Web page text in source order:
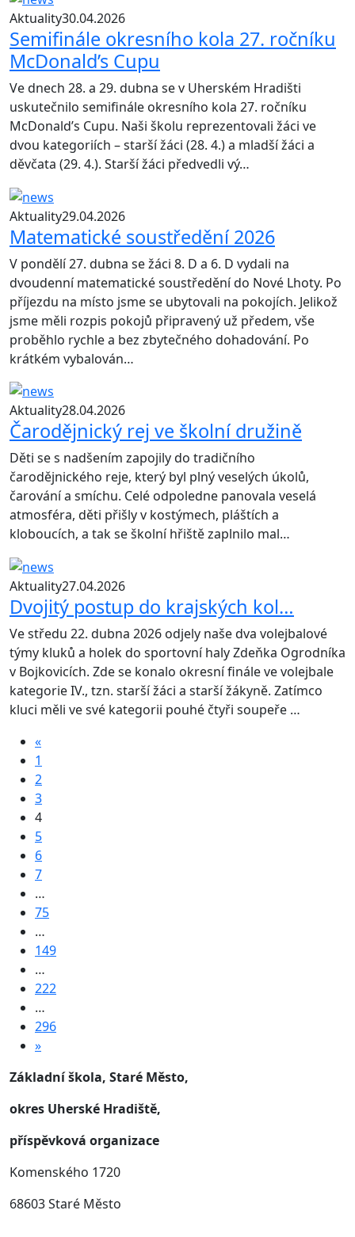
Aktuality30.04.2026
Semifinále okresního kola 27. ročníku
McDonald’s Cupu
Ve dnech 28. a 29. dubna se v Uherském Hradišti
uskutečnilo semifinále okresního kola 27. ročníku
McDonald’s Cupu. Naši školu reprezentovali žáci ve
dvou kategoriích – starší žáci (28. 4.) a mladší žáci a
děvčata (29. 4.). Starší žáci předvedli vý…
Aktuality29.04.2026
Matematické soustředění 2026
V pondělí 27. dubna se žáci 8. D a 6. D vydali na
dvoudenní matematické soustředění do Nové Lhoty. Po
příjezdu na místo jsme se ubytovali na pokojích. Jelikož
jsme měli rozpis pokojů připravený už předem, vše
proběhlo rychle a bez zbytečného dohadování. Po
krátkém vybalován…
Aktuality28.04.2026
Čarodějnický rej ve školní družině
Děti se s nadšením zapojily do tradičního
čarodějnického reje, který byl plný veselých úkolů,
čarování a smíchu. Celé odpoledne panovala veselá
atmosféra, děti přišly v kostýmech, pláštích a
kloboucích, a tak se školní hřiště zaplnilo mal…
Aktuality27.04.2026
Dvojitý postup do krajských kol…
Ve středu 22. dubna 2026 odjely naše dva volejbalové
týmy kluků a holek do sportovní haly Zdeňka Ogrodníka
v Bojkovicích. Zde se konalo okresní finále ve volejbale
kategorie IV., tzn. starší žáci a starší žákyně. Zatímco
kluci měli ve své kategorii pouhé čtyři soupeře …
«
1
2
3
4
5
6
7
…
75
…
149
…
222
…
296
»
Základní škola, Staré Město,
okres Uherské Hradiště,
příspěvková organizace
Komenského 1720
68603 Staré Město